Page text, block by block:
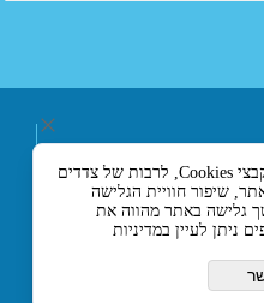
לידיעתך, באתרנו נעשה שימוש בקבצי Cookies, לרבות של צדדים
שיפור חוויית הגלישה
גלישה באתר מהווה את
ניתן לעיין במדיניות